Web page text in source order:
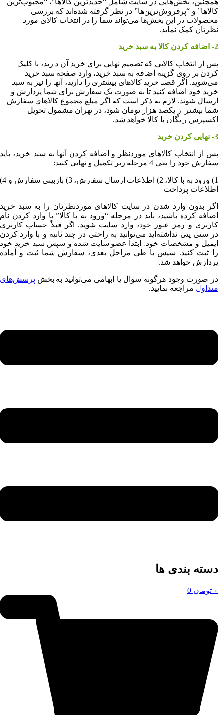
همچنین، بخش‌‏هایی در سایت شامل “جدیدترین‏‌ کالاها”، “محبوب‌ترین
کالاها” و “پرفروش‏‌ترین‏‌ها” در نظر گرفته شده‌‏‏اند که بررسی
محصولات در این بخش‏‏‌ها می‌‏تواند شما را در انتخاب کالای مورد
نظرتان کمک نماید.
2- اضافه کردن کالا به سبد خرید
پس از انتخاب کالایی که تصمیم نهایی برای خرید آن دارید، با کلیک
کردن بر روی گزینه اضافه به سبد خرید، وارد صفحه سبد خرید
می‌‏شوید. اگر قصد خرید کالاهای بیشتری را دارید، آنها را نیز به سبد
خرید خود اضافه کنید تا به صورت یک سفارش برای شما پردازش و
ارسال شوند. لازم به ذکر است که اگر مبلغ مجموع کالاهای سفارش‌
شما بیشتر از یکصد هزار تومان شود، در تهران مشمول تحویل
اکسپرس رایگان با کالا خواهد شد.
3- نهایی کردن خرید
پس از انتخاب کالاهای موردنظر و اضافه کردن آنها به سبد خرید، باید
سفارش خود را طی 4 مرحله زیر تکمیل و نهایی کنید:
1) ورود به با کالا، 2) اطلاعات ارسال سفارش، 3) بازبینی سفارش و 4)
اطلاعات پرداخت.
اگر بدون وارد شدن در سایت کالاهای موردنظرتان را به سبد خرید
اضافه کرده باشید، باید در مرحله “ورود به با کالا” با وارد کردن نام
کاربری و رمز عبور خود، وارد سایت ‏‌شوید. اگر قبلاً حساب کاربری
در ستی پتی نداشته‌اید می‌‏‏توانید به راحتی در چند ثانیه و با وارد کردن
ایمیل و مشخصات خود، ابتدا عضو سایت شده و سپس سبد خرید خود
را ثبت کنید. سپس با طی مراحل بعدی، سفارش شما ثبت و آماده
پردازش خواهد شد.
در صورت وجود هرگونه سوال یا ابهامی می‌توانید به بخش پرسش‌های
متداول مراجعه نمایید.
دسته بندی ها
۰ تومان 0